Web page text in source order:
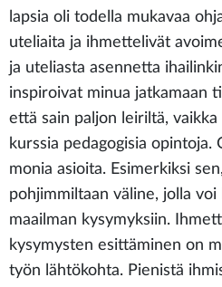
lapsia oli todella mukavaa
uteliaita ja ihmettelivät
ja uteliasta asennetta
inspiroivat minua jatkamaan
että sain paljon leiriltä,
kurssia pedagogisia opintoja.
monia asioita. Esimerkiksi
pohjimmiltaan väline, jolla voi
maailman kysymyksiin.
kysymysten esittäminen on
työn lähtökohta. Pienistä